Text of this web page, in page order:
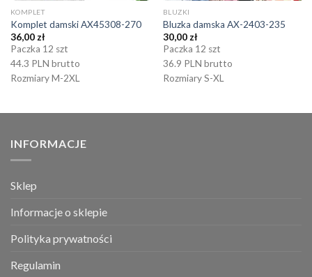
KOMPLET
Komplet damski AX45308-270
36,00 zł
Paczka 12 szt
44.3 PLN brutto
Rozmiary M-2XL
BLUZKI
Bluzka damska AX-2403-235
30,00 zł
Paczka 12 szt
36.9 PLN brutto
Rozmiary S-XL
INFORMACJE
Sklep
Informacje o sklepie
Polityka prywatności
Regulamin